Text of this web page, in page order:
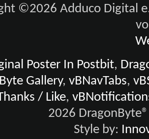
©2026 Adduco Digital
Poster In Postbit,
Gallery,vBNavTabs,
/ Like,
2026
Style by: